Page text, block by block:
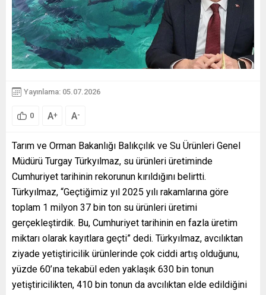
Yayınlama: 05.07.2026
0 A+ A-
Tarım ve Orman Bakanlığı Balıkçılık ve Su Ürünleri Genel
Müdürü Turgay Türkyılmaz, su ürünleri üretiminde
Cumhuriyet tarihinin rekorunun kırıldığını belirtti.
Türkyılmaz, “Geçtiğimiz yıl 2025 yılı rakamlarına göre
toplam 1 milyon 37 bin ton su ürünleri üretimi
gerçekleştirdik. Bu, Cumhuriyet tarihinin en fazla üretim
miktarı olarak kayıtlara geçti” dedi. Türkyılmaz, avcılıktan
ziyade yetiştiricilik ürünlerinde çok ciddi artış olduğunu,
yüzde 60’ına tekabül eden yaklaşık 630 bin tonun
yetiştiricilikten, 410 bin tonun da avcılıktan elde edildiğini